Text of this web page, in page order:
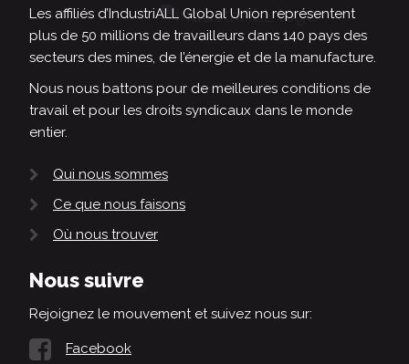
Les affiliés d’IndustriALL Global Union représentent
plus de 50 millions de travailleurs dans 140 pays des
secteurs des mines, de l’énergie et de la manufacture.
Nous nous battons pour de meilleures conditions de
travail et pour les droits syndicaux dans le monde
entier.
Qui nous sommes
Ce que nous faisons
Où nous trouver
Nous suivre
Rejoignez le mouvement et suivez nous sur:
Facebook